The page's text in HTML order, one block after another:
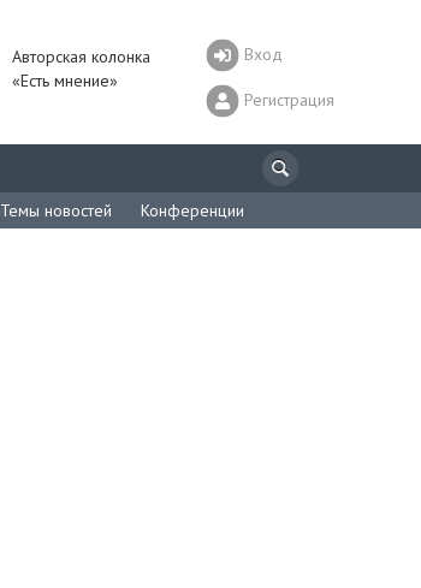
Авторская колонка
«Есть мнение»
Вход
Регистрация
Темы новостей Конференции